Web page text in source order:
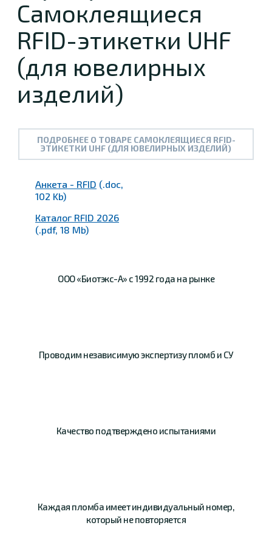
Самоклеящиеся
RFID-этикетки UHF
(для ювелирных
изделий)
ПОДРОБНЕЕ О ТОВАРЕ САМОКЛЕЯЩИЕСЯ RFID-
ЭТИКЕТКИ UHF (ДЛЯ ЮВЕЛИРНЫХ ИЗДЕЛИЙ)
Анкета - RFID (.doc,
102 Kb)
Каталог RFID 2026
(.pdf, 18 Mb)
ООО «Биотэкс-А» с 1992 года на рынке
Проводим независимуюэкспертизу пломб и СУ
Качество подтверждено испытаниями
Каждая пломба имеетиндивидуальный номер,
который не повторяется